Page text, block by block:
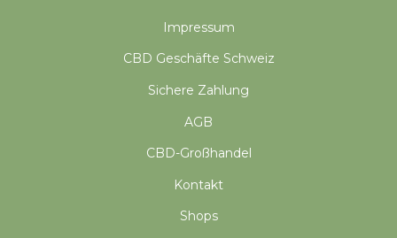
Impressum
CBD Geschäfte Schweiz
Sichere Zahlung
AGB
CBD-Großhandel
Kontakt
Shops